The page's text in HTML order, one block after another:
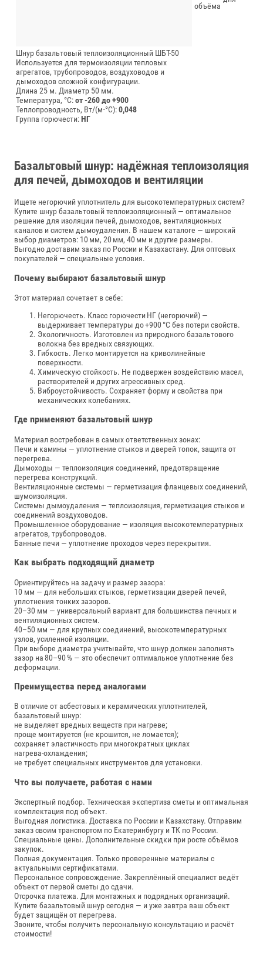
Шнур базальтовый теплоизоляционный ШБТ-50
Используется для термоизоляции тепловых
агрегатов, трубопроводов, воздуховодов и
дымоходов сложной конфигурации.
Длина 25 м. Диаметр 50 мм.
Температура, °C:от -260 до +900
Теплопроводность, Вт/(м⋅°С):0,048
Группа горючести:НГ
объёма
Базальтовый шнур: надёжная теплоизоляция
для печей, дымоходов и вентиляции
Ищете негорючий уплотнитель для высокотемпературных систем?
Купите шнур базальтовый теплоизоляционный — оптимальное
решение для изоляции печей, дымоходов, вентиляционных
каналов и систем дымоудаления. В нашем каталоге — широкий
выбор диаметров: 10 мм, 20 мм, 40 мм и другие размеры.
Выгодно доставим заказ по России и Казахастану. Для оптовых
покупателей — специальные условия.
Почему выбирают базальтовый шнур
Этот материал сочетает в себе:
Негорючесть. Класс горючести НГ (негорючий) —
выдерживает температуры до +900 °C без потери свойств.
Экологичность. Изготовлен из природного базальтового
волокна без вредных связующих.
Гибкость. Легко монтируется на криволинейные
поверхности.
Химическую стойкость. Не подвержен воздействию масел,
растворителей и других агрессивных сред.
Виброустойчивость. Сохраняет форму и свойства при
механических колебаниях.
Где применяют базальтовый шнур
Материал востребован в самых ответственных зонах:
Печи и камины — уплотнение стыков и дверей топок, защита от
перегрева.
Дымоходы — теплоизоляция соединений, предотвращение
перегрева конструкций.
Вентиляционные системы — герметизация фланцевых соединений,
шумоизоляция.
Системы дымоудаления — теплоизоляция, герметизация стыков и
соединений воздуховодов.
Промышленное оборудование — изоляция высокотемпературных
агрегатов, трубопроводов.
Банные печи — уплотнение проходов через перекрытия.
Как выбрать подходящий диаметр
Ориентируйтесь на задачу и размер зазора:
10 мм — для небольших стыков, герметизации дверей печей,
уплотнения тонких зазоров.
20–30 мм — универсальный вариант для большинства печных и
вентиляционных систем.
40–50 мм — для крупных соединений, высокотемпературных
узлов, усиленной изоляции.
При выборе диаметра учитывайте, что шнур должен заполнять
зазор на 80–90 % — это обеспечит оптимальное уплотнение без
деформации.
Преимущества перед аналогами
В отличие от асбестовых и керамических уплотнителей,
базальтовый шнур:
не выделяет вредных веществ при нагреве;
проще монтируется (не крошится, не ломается);
сохраняет эластичность при многократных циклах
нагрева‑охлаждения;
не требует специальных инструментов для установки.
Что вы получаете, работая с нами
Экспертный подбор. Техническая экспертиза сметы и оптимальная
комплектация под объект.
Выгодная логистика. Доставка по России и Казахстану. Отправим
заказ своим транспортом по Екатеринбургу и ТК по России.
Специальные цены. Дополнительные скидки при росте объёмов
закупок.
Полная документация. Только проверенные материалы с
актуальными сертификатами.
Персональное сопровождение. Закреплённый специалист ведёт
объект от первой сметы до сдачи.
Отсрочка платежа. Для монтажных и подрядных организаций.
Купите базальтовый шнур сегодня — и уже завтра ваш объект
будет защищён от перегрева.
Звоните, чтобы получить персональную консультацию и расчёт
стоимости!